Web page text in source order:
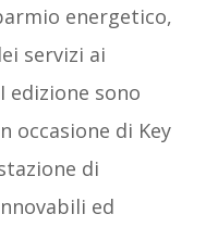
energetico,
servizi ai
edizione sono
di Key
di
ed